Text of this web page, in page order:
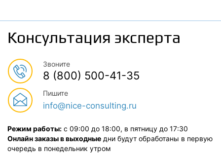
Консультация эксперта
Звоните
8 (800) 500-41-35
Пишите
info@nice-consulting.ru
Режим работы: с 09:00 до 18:00, в пятницу до 17:30
Онлайн заказы в выходные дни будут обработаны в первую
очередь в понедельник утром